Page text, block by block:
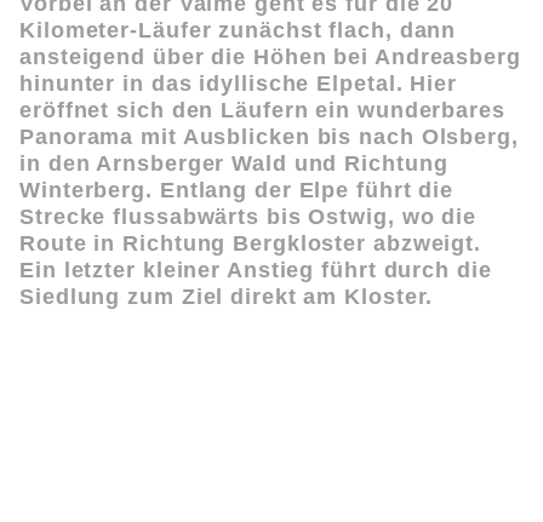
Kilometer-Läufer zunächst flach, dann
ansteigend über die Höhen bei Andreasberg
hinunter in das idyllische Elpetal. Hier
eröffnet sich den Läufern ein wunderbares
Panorama mit Ausblicken bis nach Olsberg,
in den Arnsberger Wald und Richtung
Winterberg. Entlang der Elpe führt die
Strecke flussabwärts bis Ostwig, wo die
Route in Richtung Bergkloster abzweigt.
Ein letzter kleiner Anstieg führt durch die
Siedlung zum Ziel direkt am Kloster.